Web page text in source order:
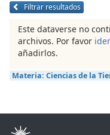
Filtrar resultados
Este dataverse no
archivos. Por favor
añadirlos.
Materia: Ciencias de la